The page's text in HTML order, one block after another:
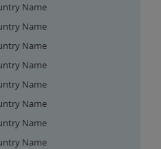
Name
Name
Name
Name
Name
Name
Name
Name